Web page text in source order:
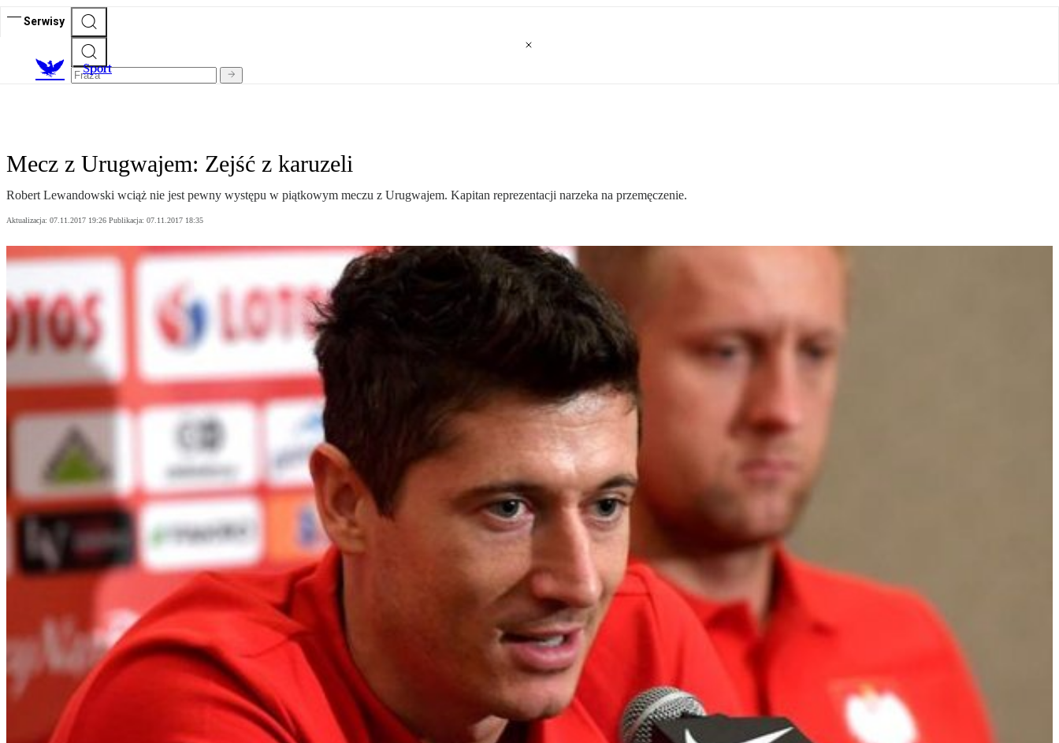
Serwisy
Sport
Mecz z Urugwajem: Zejść z karuzeli
Robert Lewandowski wciąż nie jest pewny występu w piątkowym meczu z Urugwajem. Kapitan reprezentacji narzeka na przemęczenie.
Aktualizacja: 07.11.2017 19:26 Publikacja: 07.11.2017 18:35